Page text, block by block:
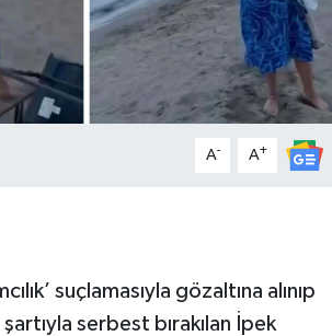
A- A+
suçlamasıyla gözaltına alınıp
serbest bırakılan İpek